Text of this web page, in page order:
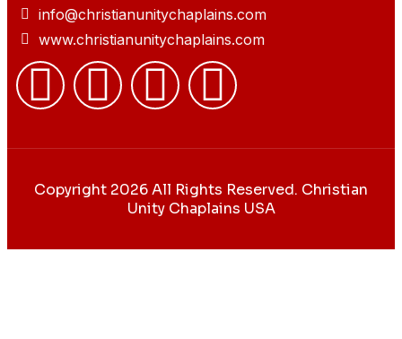
info@christianunitychaplains.com
www.christianunitychaplains.com
Copyright 2026 All Rights Reserved. Christian
Unity Chaplains USA